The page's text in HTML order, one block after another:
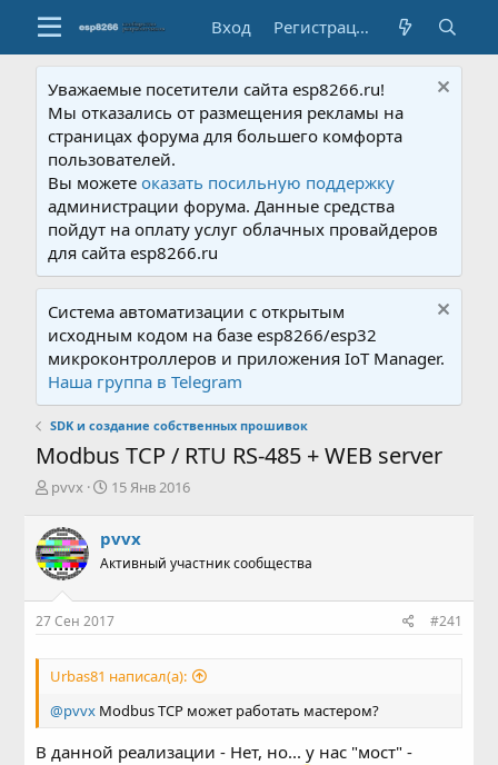
Вход Регистрация
Уважаемые посетители сайта esp8266.ru!
Мы отказались от размещения рекламы на
страницах форума для большего комфорта
пользователей.
Вы можетеоказать посильную поддержку
администрации форума. Данные средства
пойдут на оплату услуг облачных провайдеров
для сайта esp8266.ru
Система автоматизации с открытым
исходным кодом на базе esp8266/esp32
микроконтроллеров и приложения IoT Manager.
Наша группа в Telegram
SDK и создание собственных прошивок
Modbus TCP / RTU RS-485 + WEB server
А
т
о
р
т
е
м
pvvx
Д
а
н
ч
а
15 Янв 2016
pvvx
Активный участник сообщества
27 Сен 2017 #241
Urbas81 написал(а):
@pvvx Modbus TCP может работать мастером?
В данной реализации - Нет, но... у нас "мост" -